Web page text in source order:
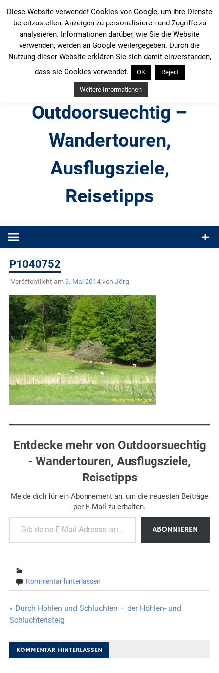
Inhalt
springen
Outdoorsuechtig –
Wandertouren,
Ausflugsziele,
Reisetipps
Produkttests und Buchrezensionen. Ein Blog für alle, die gern
P1040752
Veröffentlicht am 6. Mai 2014von Jörg
Entdecke mehr von Outdoorsuechtig
- Wandertouren, Ausflugsziele,
Reisetipps
Melde dich für ein Abonnement an, um die neuesten Beiträge
per E-Mail zu erhalten.
Gib deine E-Mail-Adresse ein ...
ABONNIEREN
Kommentar hinterlassen
Beitragsnavigation
« Durch Höhlen und Schluchten – der Höhlen- und
Schluchtensteig
KOMMENTAR HINTERLASSEN
Diese Website verwendet Cookies von Google, um ihre Dienste
bereitzustellen, Anzeigen zu personalisieren und Zugriffe zu
analysieren. Informationen darüber, wie Sie die Website
verwenden, werden an Google weitergegeben. Durch die
Nutzung dieser Website erklären Sie sich damit einverstanden,
dass sie Cookies verwendet.
OK Reject
Weitere Informationen